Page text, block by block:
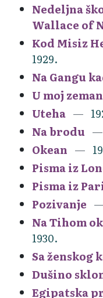
Nedeljna
Wallace of
Kod Misiz
1929.
Na Gangu
U moj
Uteha
Na brodu
Okean
Pisma iz
Pisma iz
Pozivanje
Na Tihom
1930.
Sa ženskog
Dušino
Egipatska